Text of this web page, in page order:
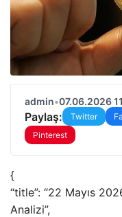
admin•07.06.2026
Paylaş: Twitter
Pinterest
{
“title”: “22 Mayıs
Analizi”,